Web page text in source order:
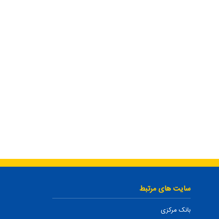
سایت های مرتبط
بانک مرکزی